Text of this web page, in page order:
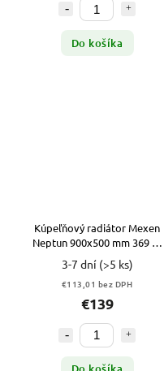
Do košíka
Kúpeľňový radiátor Mexen
Neptun 900x500 mm 369 W
ČIERNY
3-7 dní (>5 ks)
€113,01 bez DPH
€139